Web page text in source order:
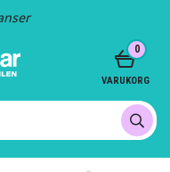
0
VARUKORG